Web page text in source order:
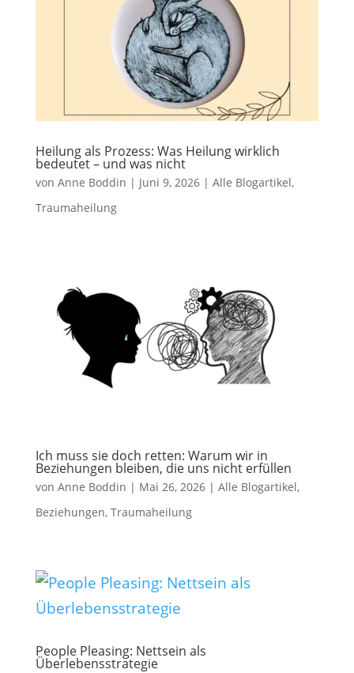
Heilung als Prozess: Was Heilung wirklich
bedeutet – und was nicht
von Anne Boddin | Juni 9, 2026| Alle Blogartikel,
Traumaheilung
Ich muss sie doch retten: Warum wir in
Beziehungen bleiben, die uns nicht erfüllen
von Anne Boddin | Mai 26, 2026| Alle Blogartikel,
Beziehungen, Traumaheilung
People Pleasing: Nettsein als
Überlebensstrategie